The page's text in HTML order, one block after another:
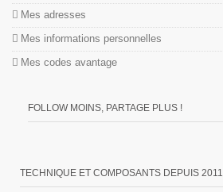
Mes adresses
Mes informations personnelles
Mes codes avantage
FOLLOW MOINS, PARTAGE PLUS !
TECHNIQUE ET COMPOSANTS DEPUIS 2011